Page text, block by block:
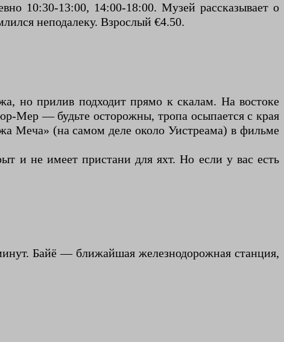
10:30-13:00, 14:00-18:00. Музей рассказывает о
неподалеку. Взрослый €4.50.
но прилив подходит прямо к скалам. На востоке
Мер — будьте осторожны, тропа осыпается с края
Меча» (на самом деле около Уистреама) в фильме
и не имеет пристани для яхт. Но если у вас есть
Байё — ближайшая железнодорожная станция,